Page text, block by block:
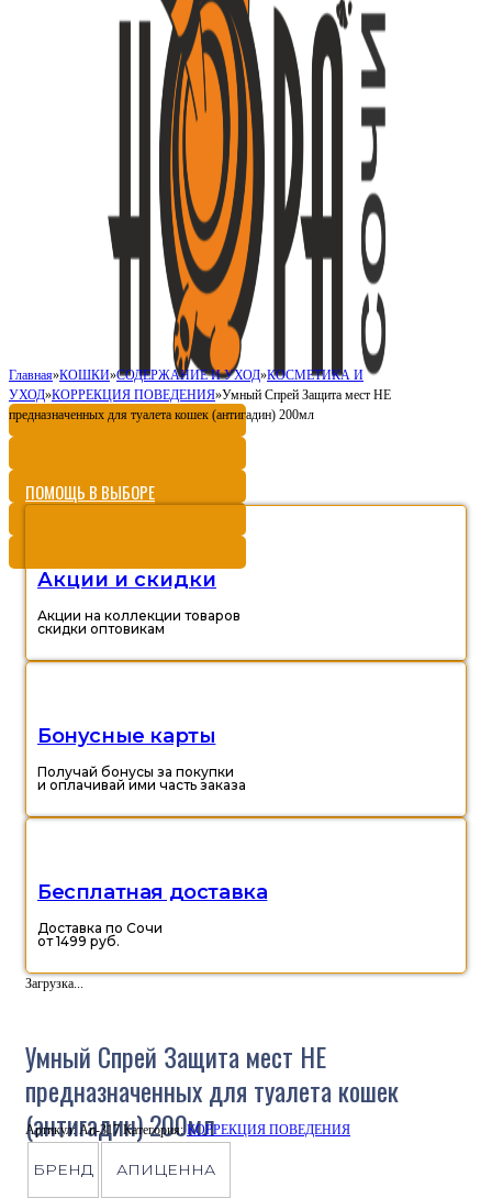
Главная»КОШКИ»СОДЕРЖАНИЕ И УХОД»КОСМЕТИКА И
УХОД»КОРРЕКЦИЯ ПОВЕДЕНИЯ»Умный Спрей Защита мест НЕ
предназначенных для туалета кошек (антигадин) 200мл
ПОМОЩЬ В ВЫБОРЕ
Акции и скидки
Акции на коллекции товаров
скидки оптовикам
Бонусные карты
Получай бонусы за покупки
и оплачивай ими часть заказа
Бесплатная доставка
Доставка по Сочи
от 1499 руб.
Загрузка...
Умный Спрей Защита мест НЕ
предназначенных для туалета кошек
(антигадин) 200мл
Артикул: Ап-317 Категория:КОРРЕКЦИЯ ПОВЕДЕНИЯ
БРЕНД АПИЦЕННА